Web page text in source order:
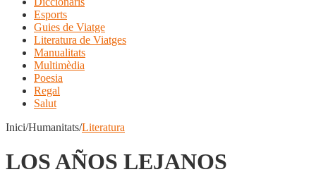
Esports
Guies de Viatge
Literatura de Viatges
Manualitats
Multimèdia
Poesia
Regal
Salut
Inici/Humanitats/Literatura
LOS AÑOS LEJANOS